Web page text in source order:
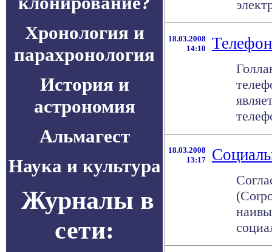
Хронология и
парахронология
История и
астрономия
Альмагест
Наука и культура
Журналы в
сети:
18.03.2008
14:10
18.03.2008
13:17